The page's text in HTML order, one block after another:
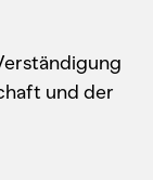
und der